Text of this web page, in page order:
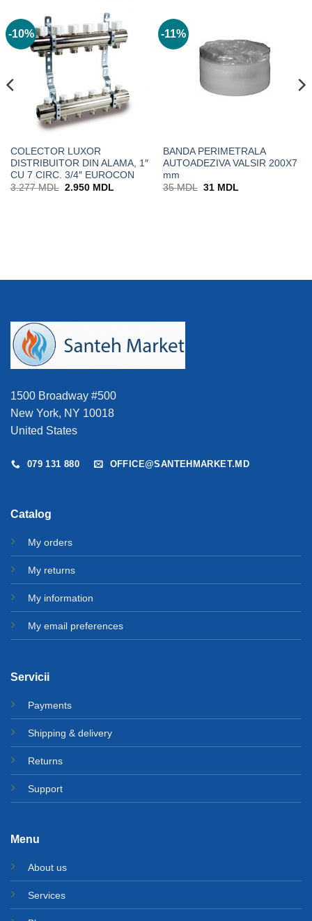
-10%
COLECTOR LUXOR
DISTRIBUITOR DIN ALAMA, 1″
CU 7 CIRC. 3/4″ EUROCON
3.277MDL Prețul
2.950 MDLPrețul
-11%
BANDA PERIMETRALA
AUTOADEZIVA VALSIR 200X7
mm
35MDL Prețul
31 MDLPrețul
1500 Broadway #500
New York, NY 10018
United States
079 131 880 OFFICE@SANTEHMARKET.MD
Catalog
My orders
My returns
My information
My email preferences
Servicii
Payments
Shipping & delivery
Returns
Support
Menu
About us
Services